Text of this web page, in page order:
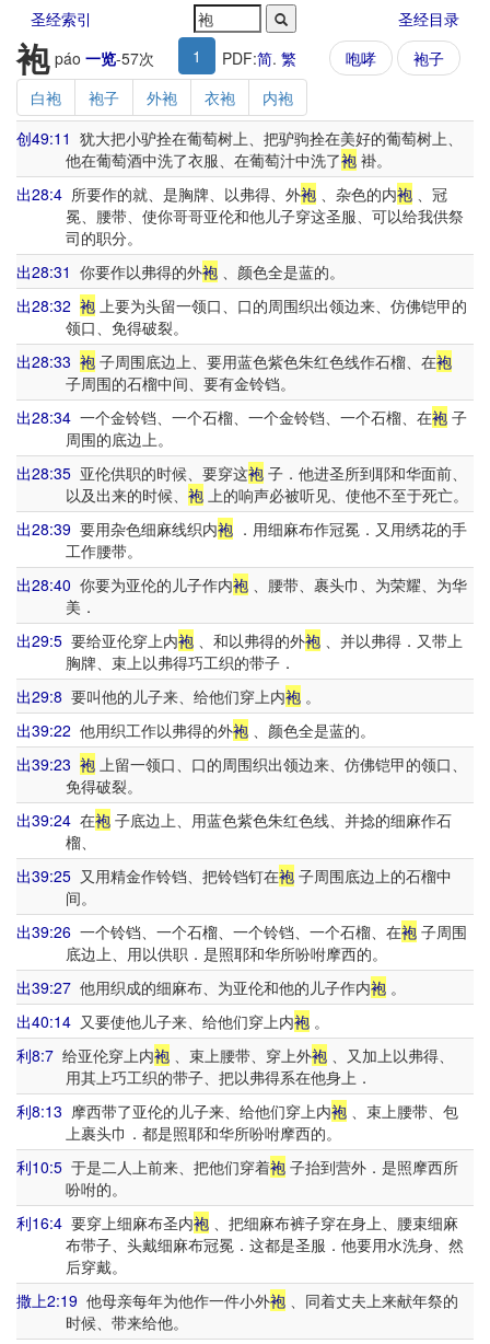
圣经索引 圣经目录
袍 páo 一览-57次 1 PDF:简. 繁 咆哮
袍子
白袍
袍子 外袍 衣袍
内袍
创49:11 犹大把小驴拴在葡萄树上、把驴驹拴在美好的葡萄树上、
他在葡萄酒中洗了衣服、在葡萄汁中洗了袍褂。
出28:4 所要作的就、是胸牌、以弗得、外袍 、杂色的内袍 、冠
冕、腰带、使你哥哥亚伦和他儿子穿这圣服、可以给我供祭
司的职分。
出28:31 你要作以弗得的外袍 、颜色全是蓝的。
出28:32 袍 上要为头留一领口、口的周围织出领边来、仿佛铠甲的
领口、免得破裂。
出28:33 袍 子周围底边上、要用蓝色紫色朱红色线作石榴、在袍
子周围的石榴中间、要有金铃铛。
出28:34 一个金铃铛、一个石榴、一个金铃铛、一个石榴、在袍 子
周围的底边上。
出28:35 亚伦供职的时候、要穿这袍 子．他进圣所到耶和华面前、
以及出来的时候、 袍上的响声必被听见、使他不至于死亡。
出28:39 要用杂色细麻线织内袍 ．用细麻布作冠冕．又用绣花的手
工作腰带。
出28:40 你要为亚伦的儿子作内袍 、腰带、裹头巾、为荣耀、为华
美．
出29:5 要给亚伦穿上内袍 、和以弗得的外袍 、并以弗得．又带上
胸牌、束上以弗得巧工织的带子．
出29:8 要叫他的儿子来、给他们穿上内袍 。
出39:22 他用织工作以弗得的外袍 、颜色全是蓝的。
出39:23 袍 上留一领口、口的周围织出领边来、仿佛铠甲的领口、
免得破裂。
出39:24 在袍 子底边上、用蓝色紫色朱红色线、并捻的细麻作石
榴、
出39:25 又用精金作铃铛、把铃铛钉在袍 子周围底边上的石榴中
间。
出39:26 一个铃铛、一个石榴、一个铃铛、一个石榴、在袍 子周围
底边上、用以供职．是照耶和华所吩咐摩西的。
出39:27 他用织成的细麻布、为亚伦和他的儿子作内袍 。
出40:14 又要使他儿子来、给他们穿上内袍 。
利8:7 给亚伦穿上内袍 、束上腰带、穿上外袍 、又加上以弗得、
用其上巧工织的带子、把以弗得系在他身上．
利8:13 摩西带了亚伦的儿子来、给他们穿上内袍 、束上腰带、包
上裹头巾．都是照耶和华所吩咐摩西的。
利10:5 于是二人上前来、把他们穿着袍 子抬到营外．是照摩西所
吩咐的。
利16:4 要穿上细麻布圣内袍 、把细麻布裤子穿在身上、腰束细麻
布带子、头戴细麻布冠冕．这都是圣服．他要用水洗身、然
后穿戴。
撒上2:19 他母亲每年为他作一件小外袍 、同着丈夫上来献年祭的
时候、带来给他。